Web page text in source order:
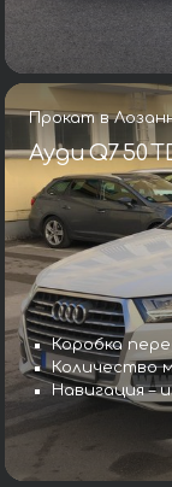
Прокат в
Ауди Q7 50
Коробка
Количество
Навигация –